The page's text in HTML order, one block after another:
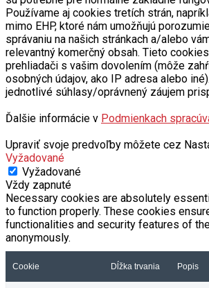
Používame aj cookies tretích strán,
mimo EHP, ktoré nám umožňujú
správaniu na našich stránkach a/alebo
relevantný komerčný obsah. Tieto
prehliadači s vašim dovolením (môže
osobných údajov, ako IP adresa alebo
jednotlivé súhlasy/oprávnený záujem
Ďalšie informácie v Podmienkach
Upraviť svoje predvoľby môžete cez
Vyžadované
Vyžadované
Vždy zapnuté
Necessary cookies are absolutely
to function properly. These cookies
functionalities and security features of
anonymously.
Cookie Dĺžka trvania Popis